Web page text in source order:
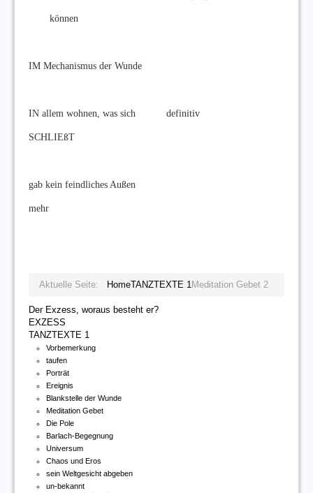
können
IM Mechanismus der Wunde
IN allem wohnen, was sich definitiv
SCHLIEßT
gab kein feindliches Außen
mehr
Aktuelle Seite: HomeTANZTEXTE 1 Meditation Gebet 2
Der Exzess, woraus besteht er?
EXZESS
TANZTEXTE 1
Vorbemerkung
taufen
Porträt
Ereignis
Blankstelle der Wunde
Meditation Gebet
Die Pole
Barlach-Begegnung
Universum
Chaos und Eros
sein Weltgesicht abgeben
un-bekannt